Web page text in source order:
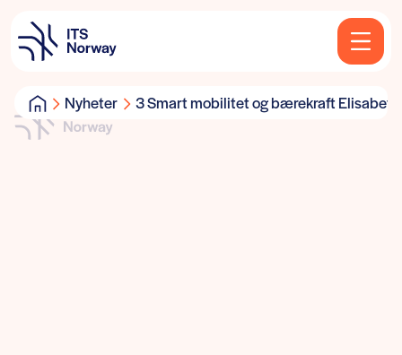
Nyheter 3 Smart mobilitet og bærekraft Elisabeth